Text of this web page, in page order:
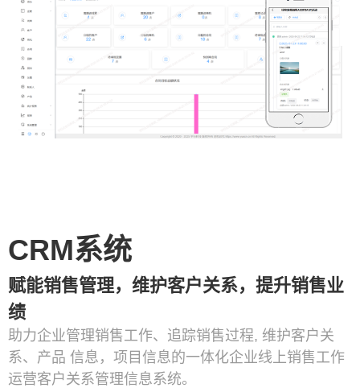
CRM系统
赋能销售管理，维护客户关系，提升销售业
绩
助力企业管理销售工作、追踪销售过程, 维护客户关
系、产品 信息，项目信息的一体化企业线上销售工作
运营客户关系管理信息系统。